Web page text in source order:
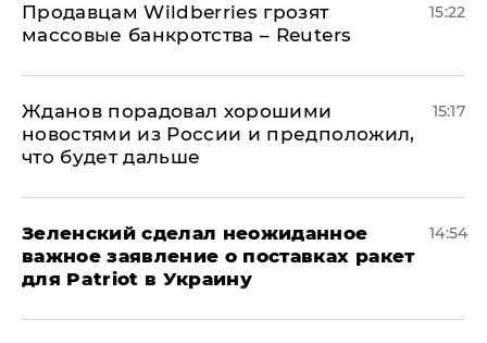
Продавцам Wildberries грозят
массовые банкротства – Reuters
15:22
Жданов порадовал хорошими
новостями из России и предположил,
что будет дальше
15:17
Зеленский сделал неожиданное
важное заявление о поставках ракет
для Patriot в Украину
14:54